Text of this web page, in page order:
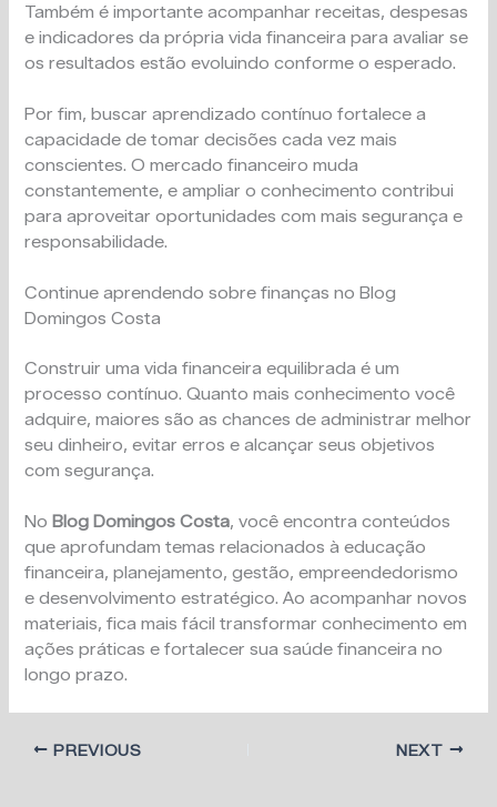
Também é importante acompanhar receitas, despesas
e indicadores da própria vida financeira para avaliar se
os resultados estão evoluindo conforme o esperado.
Por fim, buscar aprendizado contínuo fortalece a
capacidade de tomar decisões cada vez mais
conscientes. O mercado financeiro muda
constantemente, e ampliar o conhecimento contribui
para aproveitar oportunidades com mais segurança e
responsabilidade.
Continue aprendendo sobre finanças no Blog
Domingos Costa
Construir uma vida financeira equilibrada é um
processo contínuo. Quanto mais conhecimento você
adquire, maiores são as chances de administrar melhor
seu dinheiro, evitar erros e alcançar seus objetivos
com segurança.
No Blog Domingos Costa, você encontra conteúdos
que aprofundam temas relacionados à educação
financeira, planejamento, gestão, empreendedorismo
e desenvolvimento estratégico. Ao acompanhar novos
materiais, fica mais fácil transformar conhecimento em
ações práticas e fortalecer sua saúde financeira no
longo prazo.
PREVIOUS NEXT